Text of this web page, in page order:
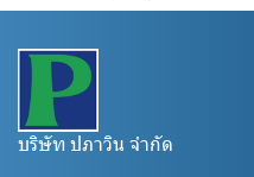
บริษัท ปภาวิน จำกัด